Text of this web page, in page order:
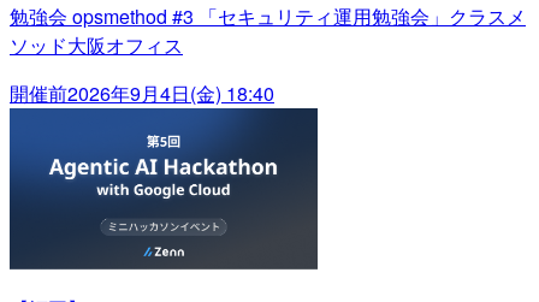
勉強会 opsmethod #3 「セキュリティ運用勉強会」クラスメ
ソッド大阪オフィス
開催前2026年9月4日(金) 18:40